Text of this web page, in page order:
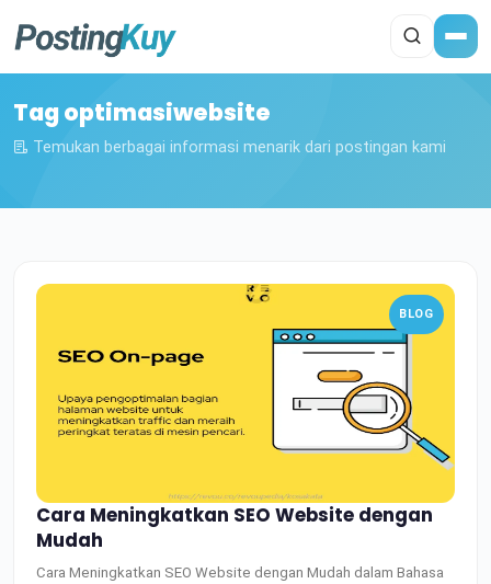
Tag optimasiwebsite
Temukan berbagai informasi menarik dari postingan kami
BLOG
Cara Meningkatkan SEO Website dengan
Mudah
Cara Meningkatkan SEO Website dengan Mudah dalam Bahasa